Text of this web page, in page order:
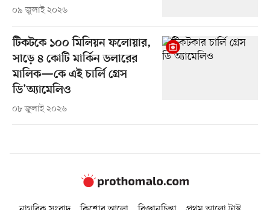
০৯ জুলাই ২০২৬
টিকটকে ১০০ মিলিয়ন ফলোয়ার,
সাড়ে ৪ কোটি মার্কিন ডলারের
মালিক—কে এই চার্লি গ্রেস
ডি’অ্যামেলিও
০৮ জুলাই ২০২৬